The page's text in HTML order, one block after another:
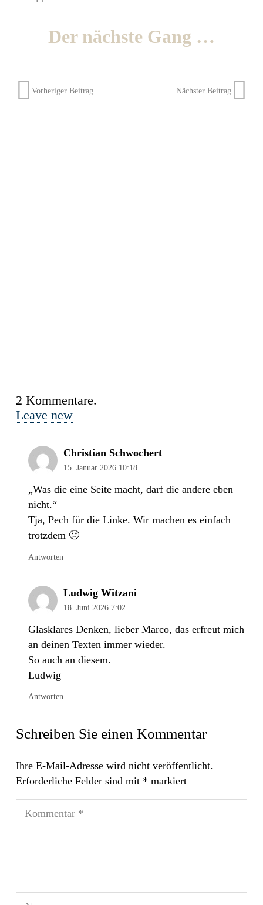
Der nächste Gang …
Vorheriger Beitrag Nächster Beitrag
2 Kommentare.
Leave new
Christian Schwochert
15. Januar 2026 10:18
„Was die eine Seite macht, darf die andere eben
nicht.“
Tja, Pech für die Linke. Wir machen es einfach
trotzdem 🙂
Antworten
Ludwig Witzani
18. Juni 2026 7:02
Glasklares Denken, lieber Marco, das erfreut mich
an deinen Texten immer wieder.
So auch an diesem.
Ludwig
Antworten
Schreiben Sie einen Kommentar
Ihre E-Mail-Adresse wird nicht veröffentlicht.
Erforderliche Felder sind mit * markiert